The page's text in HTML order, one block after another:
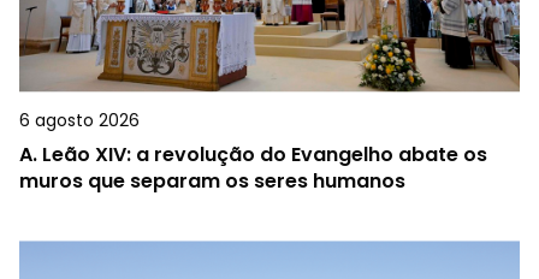
6 agosto 2026
A. Leão XIV: a revolução do Evangelho abate os
muros que separam os seres humanos